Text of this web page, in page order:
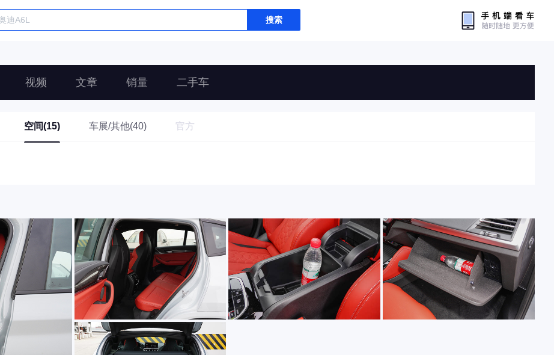
搜索
视频 文章 销量 二手车
空间(15) 车展/其他(40) 官方